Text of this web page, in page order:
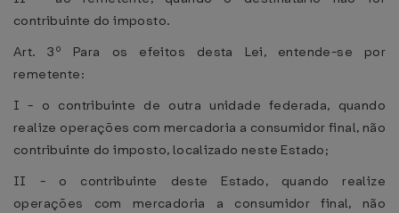
contribuinte do imposto.
Art. 3º Para os efeitos desta Lei, entende-se por
remetente:
I - o contribuinte de outra unidade federada, quando
realize operações com mercadoria a consumidor final, não
contribuinte do imposto, localizado neste Estado;
II - o contribuinte deste Estado, quando realize
operações com mercadoria a consumidor final, não